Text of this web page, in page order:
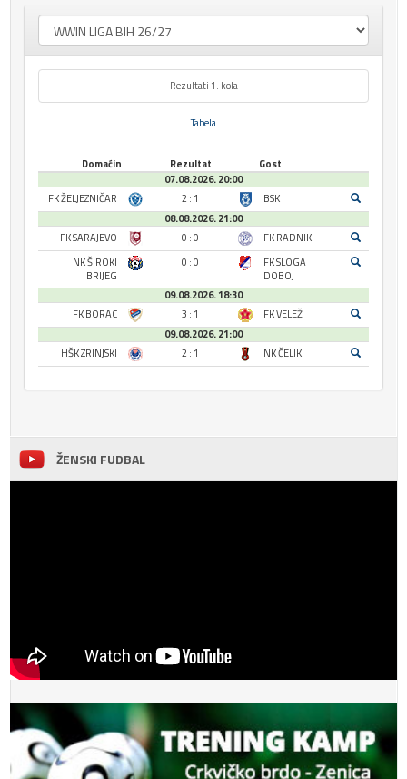
Rezultati 1. kola
Tabela
Domaćin Rezultat
Gost
07.08.2026. 20:00
FK ŽELJEZNIČAR
2 : 1
BSK
08.08.2026. 21:00
FK SARAJEVO
0 : 0
FK RADNIK
NK ŠIROKI
BRIJEG
0 : 0
FK SLOGA
DOBOJ
09.08.2026. 18:30
FK BORAC
3 : 1
FK VELEŽ
09.08.2026. 21:00
HŠK ZRINJSKI
2 : 1 NK ČELIK
ŽENSKI FUDBAL